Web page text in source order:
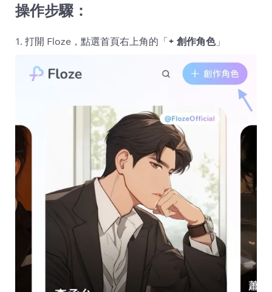
操作步驟：
1. 打開 Floze，點選首頁右上角的「+ 創作角色」